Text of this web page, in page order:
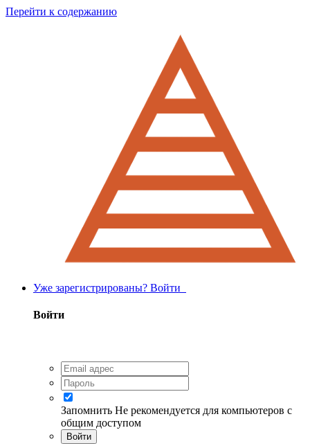
Перейти к содержанию
Уже зарегистрированы? Войти
Войти
Запомнить Не рекомендуется для компьютеров с
общим доступом
Войти